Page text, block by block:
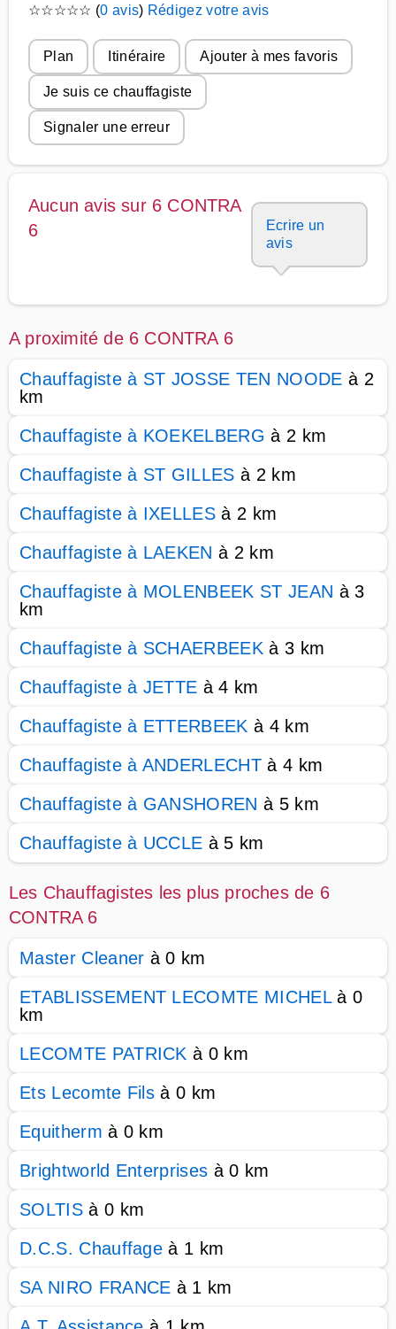
☆☆☆☆☆ (0 avis) Rédigez votre avis
Plan Itinéraire Ajouter à mes favoris
Je suis ce chauffagiste
Signaler une erreur
Aucun avis sur 6 CONTRA
6
Ecrire un
avis
A proximité de 6 CONTRA 6
Chauffagiste à ST JOSSE TEN NOODE à 2
km
Chauffagiste à KOEKELBERG à 2 km
Chauffagiste à ST GILLES à 2 km
Chauffagiste à IXELLES à 2 km
Chauffagiste à LAEKEN à 2 km
Chauffagiste à MOLENBEEK ST JEAN à 3
km
Chauffagiste à SCHAERBEEK à 3 km
Chauffagiste à JETTE à 4 km
Chauffagiste à ETTERBEEK à 4 km
Chauffagiste à ANDERLECHT à 4 km
Chauffagiste à GANSHOREN à 5 km
Chauffagiste à UCCLE à 5 km
Les Chauffagistes les plus proches de 6
CONTRA 6
Master Cleaner à 0 km
ETABLISSEMENT LECOMTE MICHELà 0
km
LECOMTE PATRICK à 0 km
Ets Lecomte Fils à 0 km
Equitherm à 0 km
Brightworld Enterprises à 0 km
SOLTISà 0 km
D.C.S. Chauffage à 1 km
SA NIRO FRANCE à 1 km